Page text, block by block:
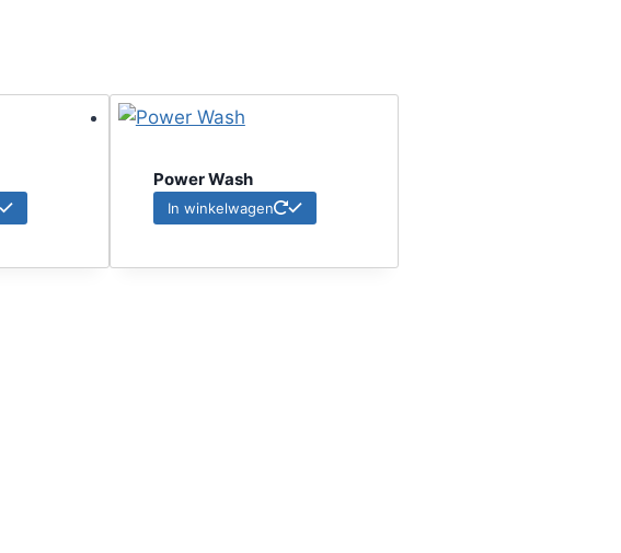
Power Wash
In winkelwagen